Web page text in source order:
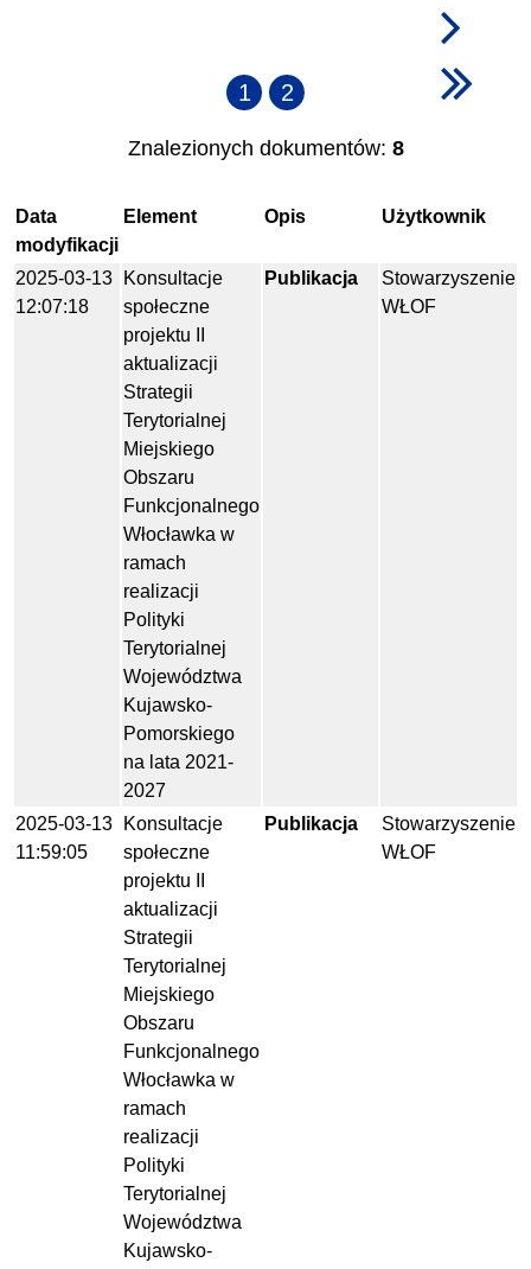
1 2
Znalezionych dokumentów: 8
Data
modyfikacji
Element Opis Użytkownik
2025-03-13
12:07:18
Konsultacje
społeczne
projektu II
aktualizacji
Strategii
Terytorialnej
Miejskiego
Obszaru
Funkcjonalnego
Włocławka w
ramach
realizacji
Polityki
Terytorialnej
Województwa
Kujawsko-
Pomorskiego
na lata 2021-
2027
Publikacja
Stowarzyszenie
WŁOF
2025-03-13
11:59:05
Konsultacje
społeczne
projektu II
aktualizacji
Strategii
Terytorialnej
Miejskiego
Obszaru
Funkcjonalnego
Włocławka w
ramach
realizacji
Polityki
Terytorialnej
Województwa
Kujawsko-
Publikacja
Stowarzyszenie
WŁOF